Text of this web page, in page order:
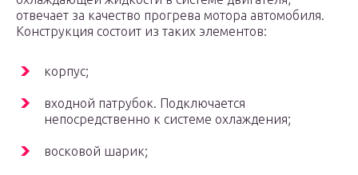
отвечает за качество прогрева мотора автомобиля.
Конструкция состоит из таких элементов:
корпус;
входной патрубок. Подключается
непосредственно к системе охлаждения;
восковой шарик;